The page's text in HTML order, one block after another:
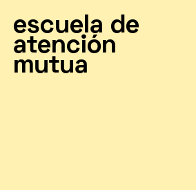
escuela de
atención
mutua